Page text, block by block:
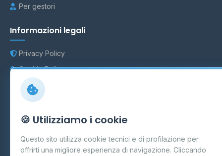
Per gestori
Informazioni legali
Privacy Policy
Cookie Policy
Preferenze Cookie
Mappa del sito
Contattaci
info@distributori-gpl.it
🍪 Utilizziamo i cookie
Questo sito utilizza cookie tecnici e di profilazione per
offrirti una migliore esperienza di navigazione. Cliccando